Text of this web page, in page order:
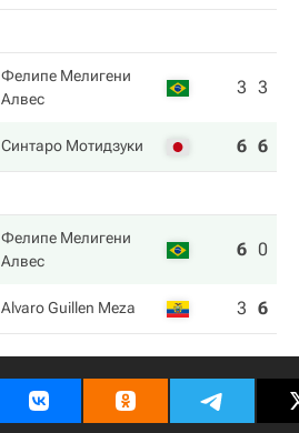
Фелипе Мелигени
Алвес
3 3
Синтаро Мотидзуки 6 6
Фелипе Мелигени
Алвес
6 0
Alvaro Guillen Meza 3 6